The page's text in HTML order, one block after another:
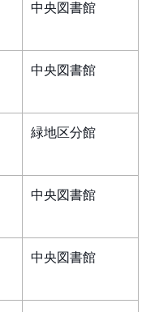
中央図書館
中央図書館
緑地区分館
中央図書館
中央図書館